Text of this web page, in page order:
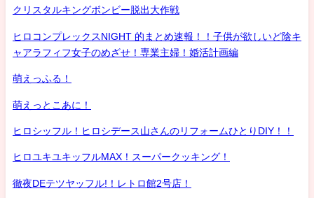
クリスタルキングボンビー脱出大作戦
ヒロコンプレックスNIGHT 的まとめ速報！！子供が欲しいど陰キ
ャアラフィフ女子のめざせ！専業主婦！婚活計画編
萌えっふる！
萌えっとこあに！
ヒロシッフル！ヒロシデース山さんのリフォームひとりDIY！！
ヒロユキユキッフルMAX！スーパークッキング！
徹夜DEテツヤッフル!！レトロ館2号店！